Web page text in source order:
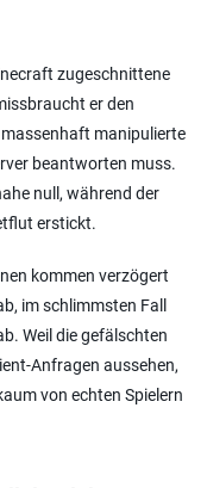
zugeschnittene
er den
manipulierte
beantworten muss.
null, während der
erstickt.
kommen verzögert
im schlimmsten Fall
Weil die gefälschten
Anfragen aussehen,
von echten Spielern